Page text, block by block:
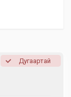
Дугаартай